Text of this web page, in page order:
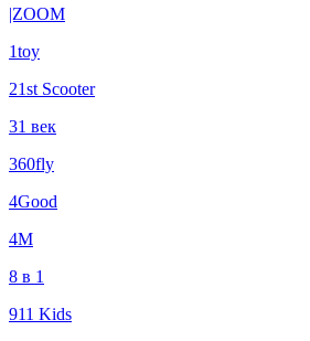
|ZOOM
1toy
21st Scooter
31 век
360fly
4Good
4М
8 в 1
911 Kids